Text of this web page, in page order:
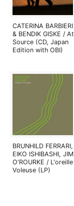
CATERINA BARBIERI
& BENDIK GISKE / At
Source (CD, Japan
Edition with OBI)
BRUNHILD FERRARI,
EIKO ISHIBASHI, JIM
O'ROURKE / L'oreille
Voleuse (LP)